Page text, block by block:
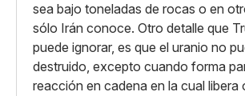
sea bajo toneladas de rocas o en
sólo Irán conoce. Otro detalle que
puede ignorar, es que el uranio no
destruido, excepto cuando forma
reacción en cadena en la cual libera